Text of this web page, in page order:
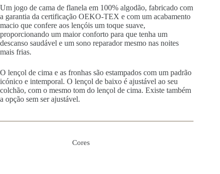
Um jogo de cama de flanela em 100% algodão, fabricado com
a garantia da certificação OEKO-TEX e com um acabamento
macio que confere aos lençóis um toque suave,
proporcionando um maior conforto para que tenha um
descanso saudável e um sono reparador mesmo nas noites
mais frias.
O lençol de cima e as fronhas são estampados com um padrão
icónico e intemporal. O lençol de baixo é ajustável ao seu
colchão, com o mesmo tom do lençol de cima. Existe também
a opção sem ser ajustável.
Cores